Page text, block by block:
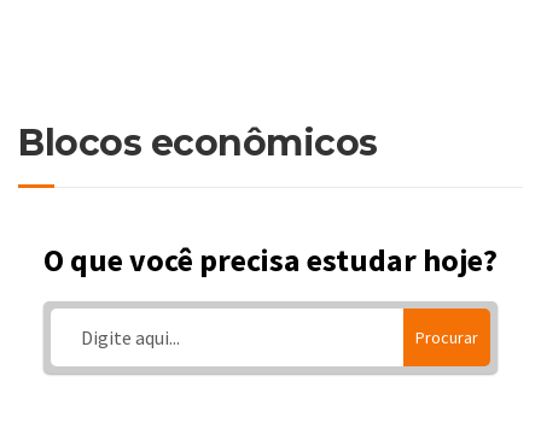
Blocos econômicos
O que você precisa estudar hoje?
Procurar